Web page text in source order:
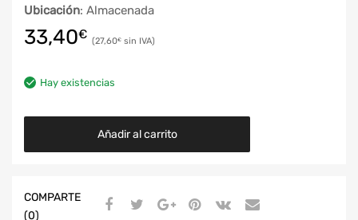
Ubicación: Almacenada
33,40€ 27,60€
Hay existencias
Añadir al carrito
COMPARTE
(0)